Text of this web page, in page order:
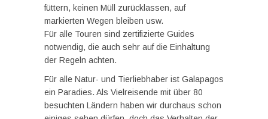
füttern, keinen Müll zurücklassen, auf
markierten Wegen bleiben usw.
Für alle Touren sind zertifizierte Guides
notwendig, die auch sehr auf die Einhaltung
der Regeln achten.
Für alle Natur- und Tierliebhaber ist Galapagos
ein Paradies. Als Vielreisende mit über 80
besuchten Ländern haben wir durchaus schon